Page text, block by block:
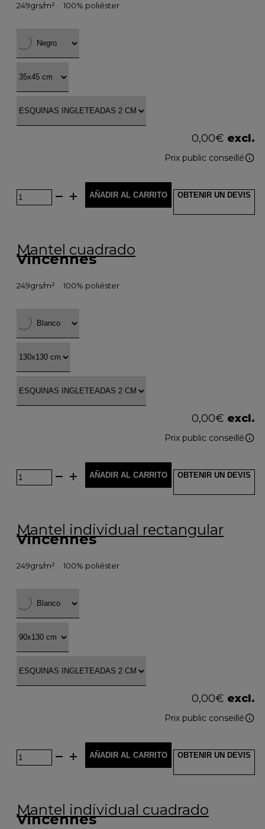
249grs/m² 100% poliéster
0,00€ excl.
Prix public conseillé
AÑADIR AL CARRITO OBTENIR UN DEVIS
Mantel cuadrado
Vincennes
249grs/m² 100% poliéster
0,00€ excl.
Prix public conseillé
AÑADIR AL CARRITO OBTENIR UN DEVIS
Mantel individual rectangular
Vincennes
249grs/m² 100% poliéster
0,00€ excl.
Prix public conseillé
AÑADIR AL CARRITO OBTENIR UN DEVIS
Mantel individual cuadrado
Vincennes